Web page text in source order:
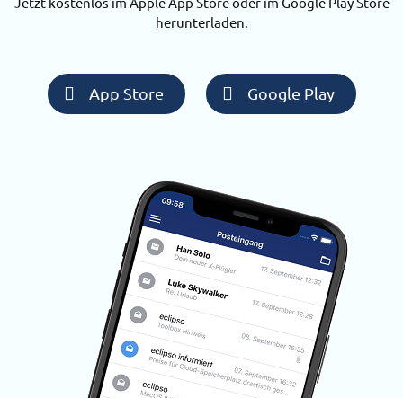
herunterladen.
App Store Google Play